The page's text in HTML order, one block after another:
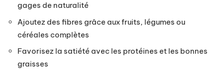
gages de naturalité
Ajoutez des fibres grâce aux fruits, légumes ou
céréales complètes
Favorisez la satiété avec les protéines et les bonnes
graisses